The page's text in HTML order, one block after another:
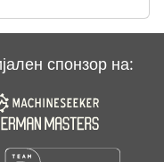
спонзор на: